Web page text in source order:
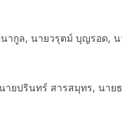
กูล, นายวรุตม์ บุญรอด, น
ายปรินทร์ สารสมุทร, นา